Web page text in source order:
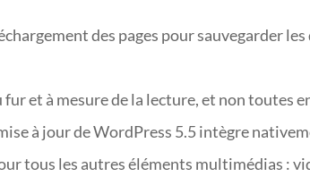
des pages pour sauvegarder
fur et à mesure de la lecture, et non toutes
à jour de WordPress 5.5 intègre
tous les autres éléments multimédias :